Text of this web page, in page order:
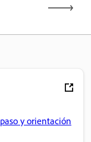
y orientación